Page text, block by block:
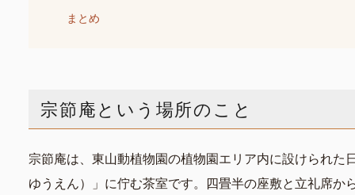
まとめ
宗節庵という場所のこと
宗節庵は、東山動植物園の植物園エリア内に設けられた
ゆうえん）」に佇む茶室です。四畳半の座敷と立礼席か